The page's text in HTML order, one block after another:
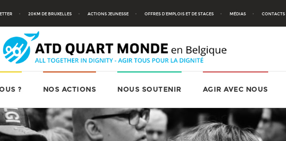
20KM DE BRUXELLES ACTIONS JEUNESSE OFFRES D’EMPLOIS ET DE STAGES MÉDIAS CONTACTS
? NOS ACTIONS NOUS SOUTENIR AGIR AVEC NOUS